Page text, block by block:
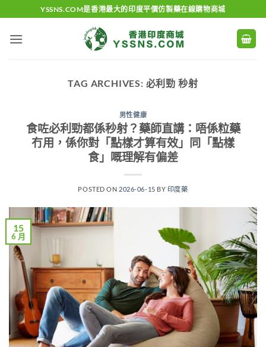
to
content
YSSNS.COM是香港最大的印度平價仿製藥在線購物商城
TAG ARCHIVES: 必利勁 秒射
男性健康
食咗必利勁都係秒射？藥師直講：唔係粒藥
冇用，係你對「點樣才算有效」同「點樣
食」嘅理解有偏差
POSTED ON 2026-06-15 BY 印度藥
15
6 月